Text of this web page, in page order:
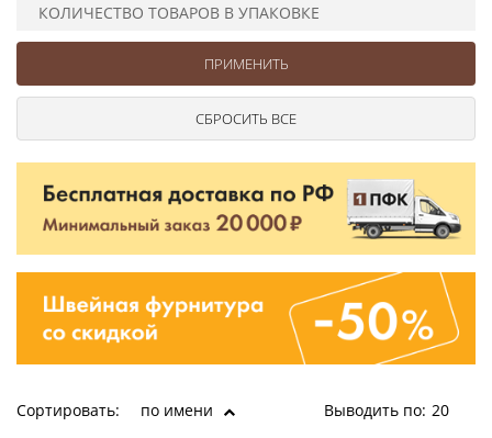
КОЛИЧЕСТВО ТОВАРОВ В УПАКОВКЕ
Сортировать: по имени Выводить по: 20
Ушковые
Шторные
Цепочки шарики с замком
Ткани
Шнуры
Сумочная фурнитура